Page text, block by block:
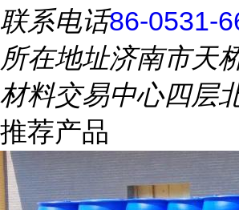
联系电话86-0531-
所在地址济南市天
材料交易中心四层
推荐产品